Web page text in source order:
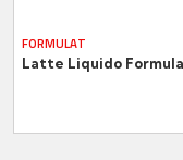
FORMULAT
Latte Liquido